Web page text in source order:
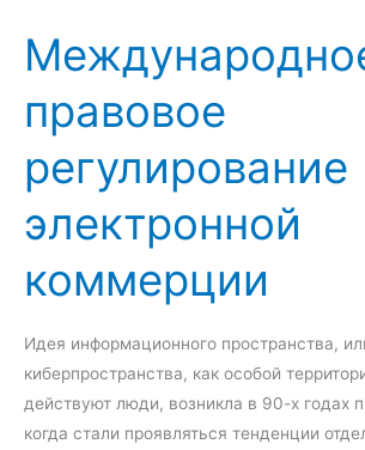
о
в
о
е
р
е
г
л
р
о
в
а
правовое
регулирование
электронной
коммерции
Идея информационного пространства,
киберпространства, как особой
действуют люди, возникла в 90-х годах
когда стали проявляться тенденции